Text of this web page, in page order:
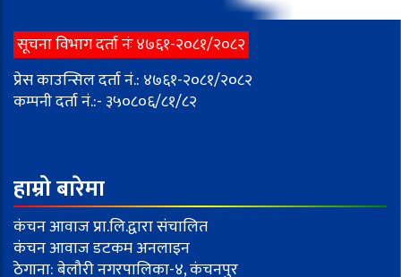
सूचना विभाग दर्ता नंः ४७६१-२०८१/२०८२
प्रेस काउन्सिल दर्ता नं.: ४७६१-२०८१/२०८२
कम्पनी दर्ता नं.:- ३५०८०६/८१/८२
हाम्रो बारेमा
कंचन आवाज प्रा.लि.द्वारा संचालित
कंचन आवाज डटकम अनलाइन
ठेगाना: बेलौरी नगरपालिका-४, कंचनपुर